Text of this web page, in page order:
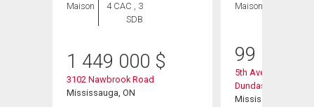
Maison
4 CAC , 3
SDB
1 449 000 $
3102 Nawbrook Road
Mississauga, ON
Maison
99 000
5th Ave West Unit
Dundas Street E
Mississauga, ON